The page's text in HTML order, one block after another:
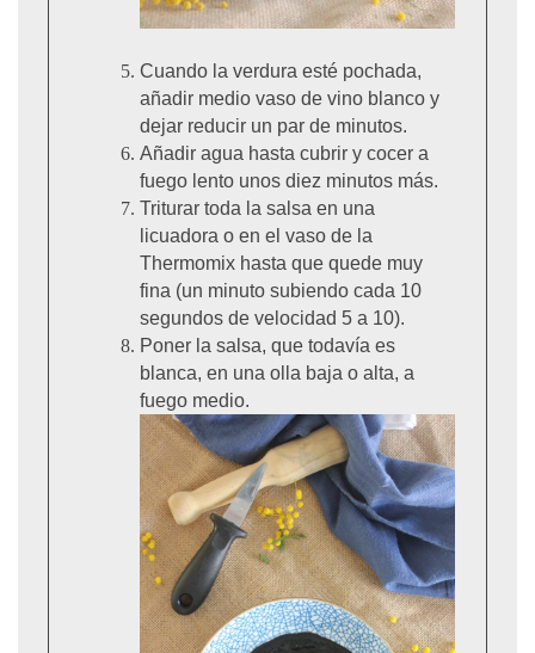
Cuando la verdura esté pochada,
añadir medio vaso de vino blanco y
dejar reducir un par de minutos.
Añadir agua hasta cubrir y cocer a
fuego lento unos diez minutos más.
Triturar toda la salsa en una
licuadora o en el vaso de la
Thermomix hasta que quede muy
fina (un minuto subiendo cada 10
segundos de velocidad 5 a 10).
Poner la salsa, que todavía es
blanca, en una olla baja o alta, a
fuego medio.